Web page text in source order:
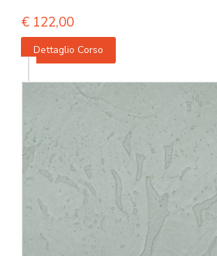
€ 122,00
Dettaglio Corso